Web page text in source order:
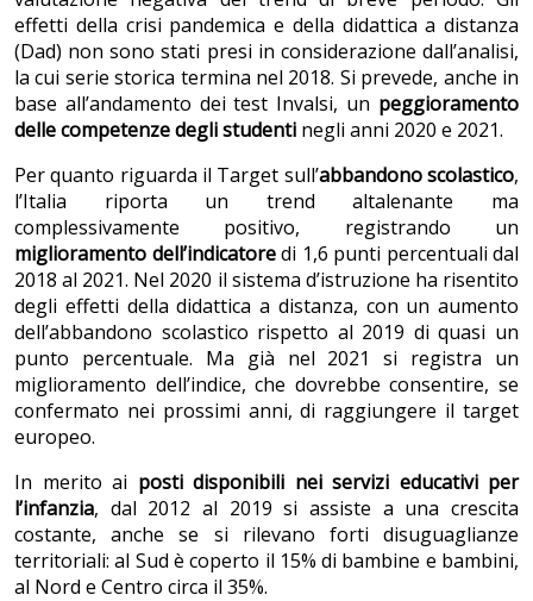
effetti della crisi pandemica e della didattica a distanza
(Dad) non sono stati presi in considerazione dall’analisi,
la cui serie storica termina nel 2018. Si prevede, anche in
base all’andamento dei test Invalsi, un peggioramento
delle competenze degli studenti negli anni 2020 e 2021.
Per quanto riguarda il Target sull’abbandono scolastico,
l’Italia riporta un trend altalenante ma
complessivamente positivo, registrando un
miglioramento dell’indicatoredi 1,6 punti percentuali dal
2018 al 2021. Nel 2020 il sistema d’istruzione ha risentito
degli effetti della didattica a distanza, con un aumento
dell’abbandono scolastico rispetto al 2019 di quasi un
punto percentuale. Ma già nel 2021 si registra un
miglioramento dell’indice, che dovrebbe consentire, se
confermato nei prossimi anni, di raggiungere il target
europeo.
In merito ai posti disponibili nei servizi educativi per
l’infanzia, dal 2012 al 2019 si assiste a una crescita
costante, anche se si rilevano forti disuguaglianze
territoriali: al Sud è coperto il 15% di bambine e bambini,
al Nord e Centro circa il 35%.